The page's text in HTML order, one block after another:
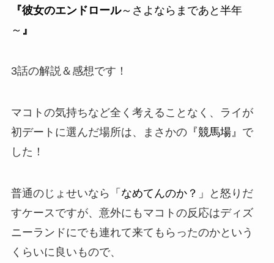
『彼女のエンドロール～さよならまであと半年
～ 』
3話の解説＆感想です！
マコトの気持ちなど全く考えることなく、ライが
初デートに選んだ場所は、まさかの『競馬場』 で
した！
普通のじょせいなら 「なめてんのか？」
と怒りだ
すケースですが、意外にもマコトの反応はディズ
ニーランドにでも連れて来てもらったのかという
くらいに良いもので、